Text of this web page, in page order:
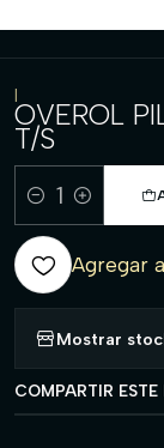
|
OVEROL
T/S
Cantidad
Agregar
Mostrar
COMPARTIR